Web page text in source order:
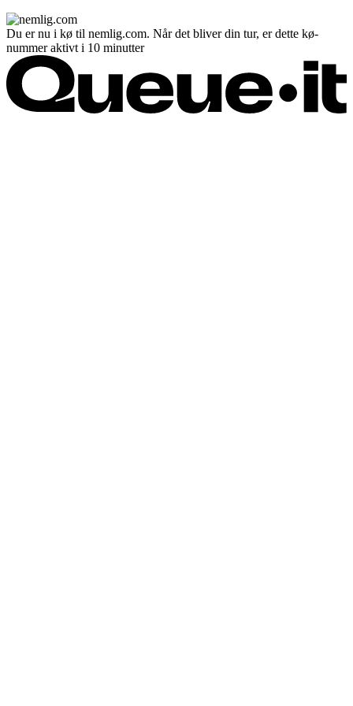
Du er nu i kø til nemlig.com. Når det bliver din tur, er dette kø-
nummer aktivt i 10 minutter